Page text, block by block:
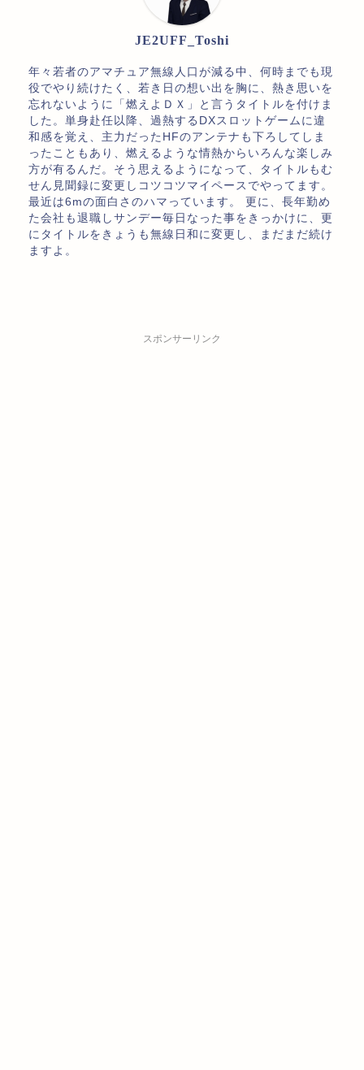
JE2UFF_Toshi
年々若者のアマチュア無線人口が減る中、何時までも現
役でやり続けたく、若き日の想い出を胸に、熱き思いを
忘れないように「燃えよＤＸ」と言うタイトルを付けま
した。単身赴任以降、過熱するDXスロットゲームに違
和感を覚え、主力だったHFのアンテナも下ろしてしま
ったこともあり、燃えるような情熱からいろんな楽しみ
方が有るんだ。そう思えるようになって、タイトルもむ
せん見聞録に変更しコツコツマイペースでやってます。
最近は6mの面白さのハマっています。 更に、長年勤め
た会社も退職しサンデー毎日なった事をきっかけに、更
にタイトルをきょうも無線日和に変更し、まだまだ続け
ますよ。
スポンサーリンク